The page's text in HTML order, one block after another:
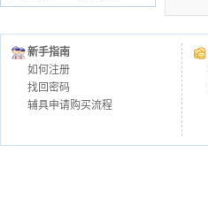
新手指南
如何注册
找回密码
辅具申请购买流程